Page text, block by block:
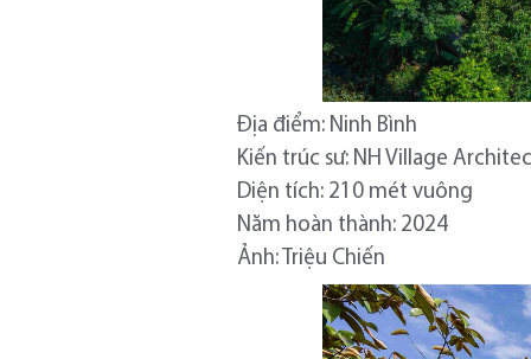
Địa điểm: Ninh Bình
Kiến trúc sư: NH Village
Diện tích: 210 mét vuông
Năm hoàn thành: 2024
Ảnh: Triệu Chiến